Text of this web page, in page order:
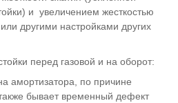
и увеличением жесткостью
другими настройками других
перед газовой и на оборот:
амортизатора, по причине
бывает временный дефект